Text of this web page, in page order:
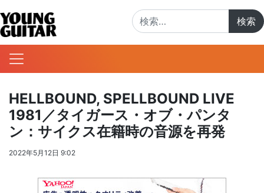
HELLBOUND, SPELLBOUND LIVE
1981／タイガース・オブ・パンタ
ン：サイクス在籍時の音源を再発
2022年5月12日 9:02